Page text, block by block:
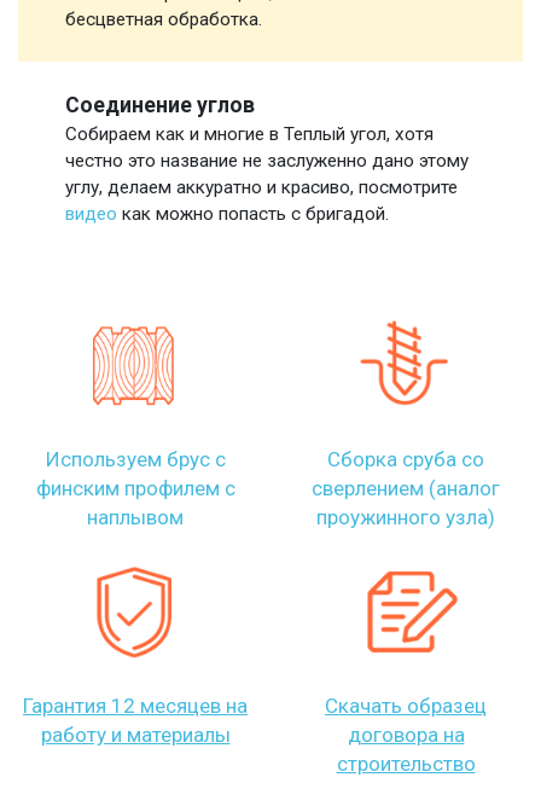
бесцветная обработка.
Соединение углов
Собираем как и многие в Теплый угол, хотя
честно это название не заслуженно дано этому
углу, делаем аккуратно и красиво, посмотрите
видео как можно попасть с бригадой.
Используем брус с
финским профилем с
наплывом
Сборка сруба со
сверлением (аналог
проужинного узла)
Гарантия 12 месяцев на
работу и материалы
Скачать образец
договора на
строительство